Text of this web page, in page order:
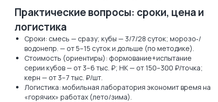
Практические вопросы: сроки, цена и
логистика
Сроки: смесь — сразу; кубы — 3/7/28 суток; морозо‑/
водонепр. — от 5–15 суток и дольше (по методике).
Стоимость (ориентиры): формование+испытание
серии кубов — от 3–6 тыс. ₽; НК — от 150–300 ₽/точка;
керн — от 3–7 тыс. ₽/шт.
Логистика: мобильная лаборатория экономит время на
«горячих» работах (лето/зима).